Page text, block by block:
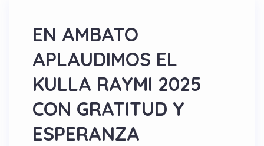
EN AMBATO
APLAUDIMOS EL
KULLA RAYMI 2025
CON GRATITUD Y
ESPERANZA